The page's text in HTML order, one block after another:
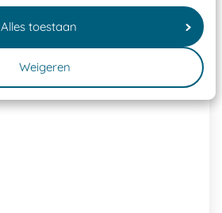
Alles toestaan
Weigeren